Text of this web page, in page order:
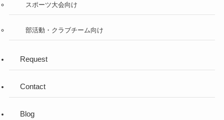
スポーツ大会向け
部活動・クラブチーム向け
Request
Contact
Blog